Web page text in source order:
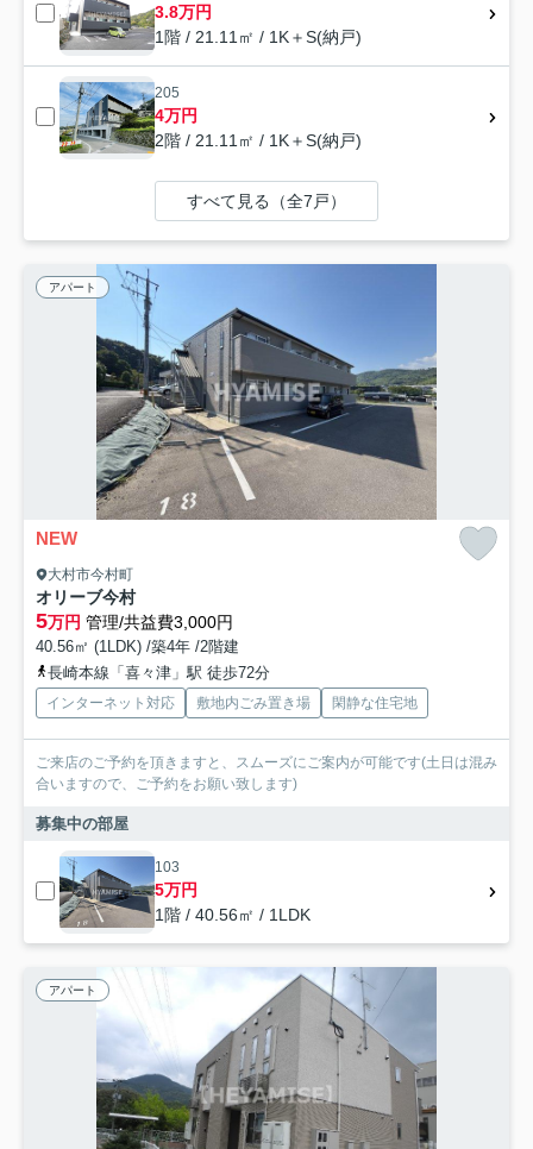
3.8万円
1階 / 21.11㎡ / 1K＋S(納戸)
205
4万円
2階 / 21.11㎡ / 1K＋S(納戸)
すべて見る（全7戸）
アパート
NEW
大村市今村町
オリーブ今村
5万円 管理/共益費3,000円
40.56㎡ (1LDK) /築4年 /2階建
長崎本線「喜々津」駅 徒歩72分
インターネット対応 敷地内ごみ置き場 閑静な住宅地
ご来店のご予約を頂きますと、スムーズにご案内が可能です(土日は混み
合いますので、ご予約をお願い致します)
募集中の部屋
103
5万円
1階 / 40.56㎡ / 1LDK
アパート